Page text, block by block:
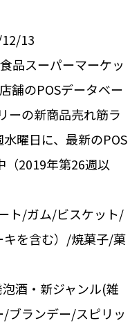
13
品スーパーマーケッ
舗のPOSデータベー
ーの新商品売れ筋ラ
曜日に、最新のPOS
（2019年第26週以
ト/ガム/ビスケット/
を含む）/焼菓子/菓
酒・新ジャンル(雑
ブランデー/スピリッ